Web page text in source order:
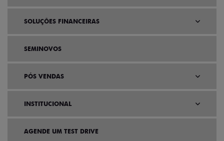
SOLUÇÕES FINANCEIRAS
SEMINOVOS
PÓS VENDAS
INSTITUCIONAL
AGENDE UM TEST DRIVE